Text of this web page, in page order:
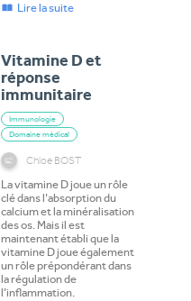
Lire la suite
Vitamine D et
réponse
immunitaire
Immunologie
Domaine médical
Chloe BOST
La vitamine D joue un rôle
clé dans l’absorption du
calcium et la minéralisation
des os. Mais il est
maintenant établi que la
vitamine D joue également
un rôle prépondérant dans
la régulation de
l’inflammation.